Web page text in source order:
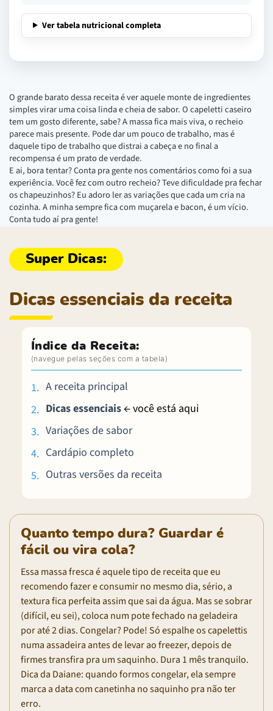
Ver tabela nutricional completa
O grande barato dessa receita é ver aquele monte de ingredientes
simples virar uma coisa linda e cheia de sabor. O capeletti caseiro
tem um gosto diferente, sabe? A massa fica mais viva, o recheio
parece mais presente. Pode dar um pouco de trabalho, mas é
daquele tipo de trabalho que distrai a cabeça e no final a
recompensa é um prato de verdade.
E ai, bora tentar? Conta pra gente nos comentários como foi a sua
experiência. Você fez com outro recheio? Teve dificuldade pra fechar
os chapeuzinhos? Eu adoro ler as variações que cada um cria na
cozinha. A minha sempre fica com muçarela e bacon, é um vício.
Conta tudo aí pra gente!
Dicas essenciais da receita
Índice da Receita:
A receita principal
Dicas essenciais← você está aqui
Variações de sabor
Cardápio completo
Outras versões da receita
Quanto tempo dura? Guardar é
fácil ou vira cola?
Essa massa fresca é aquele tipo de receita que eu
recomendo fazer e consumir no mesmo dia, sério, a
textura fica perfeita assim que sai da água. Mas se sobrar
(difícil, eu sei), coloca num pote fechado na geladeira
por até 2 dias. Congelar? Pode! Só espalhe os capelettis
numa assadeira antes de levar ao freezer, depois de
firmes transfira pra um saquinho. Dura 1 mês tranquilo.
Dica da Daiane: quando formos congelar, ela sempre
marca a data com canetinha no saquinho pra não ter
erro.